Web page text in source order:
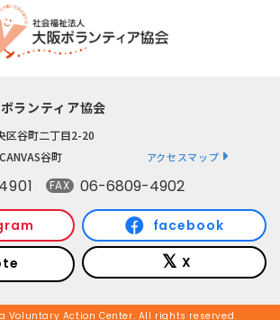
ランティア協会
区谷町二丁目2-20
谷町
アクセスマップ
FAX 06-6809-4902
facebook
X
Voluntary Action Center. All rights reserved.